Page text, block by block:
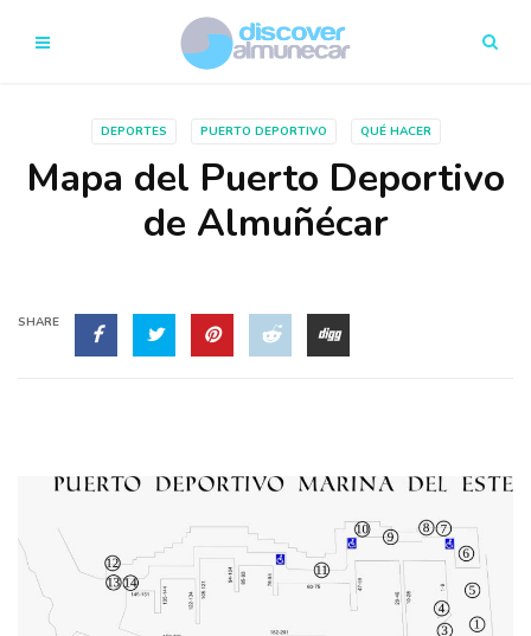
DEPORTES PUERTO DEPORTIVO QUÉ HACER
Mapa del Puerto Deportivo
de Almuñécar
SHARE